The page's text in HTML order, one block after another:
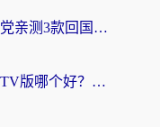
穿梭和巨鲸哪个好？海外党亲测3款回国加速器，教你避开90%的坑
海外党必看：斧牛和快帆TV版哪个好？3分钟选对回国加速器，无缝刷B站、追热剧